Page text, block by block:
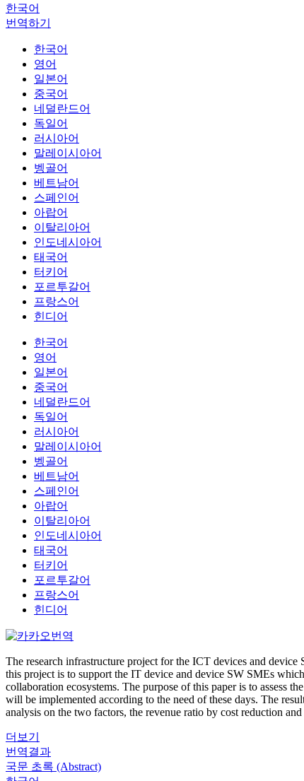
한국어
번역하기
한국어
영어
일본어
중국어
네덜란드어
독일어
러시아어
말레이시아어
벵골어
베트남어
스페인어
아랍어
이탈리아어
인도네시아어
태국어
터키어
포르투갈어
프랑스어
힌디어
한국어
영어
일본어
중국어
네덜란드어
독일어
러시아어
말레이시아어
벵골어
베트남어
스페인어
아랍어
이탈리아어
인도네시아어
태국어
터키어
포르투갈어
프랑스어
힌디어
The research infrastructure project for the ICT devices and
this project is to support the IT device and device SW SMEs
collaboration ecosystems. The purpose of this paper is to assess
will be implemented according to the need of these days. The
analysis on the two factors, the revenue ratio by cost reduction
더보기
번역결과
국문 초록 (Abstract)